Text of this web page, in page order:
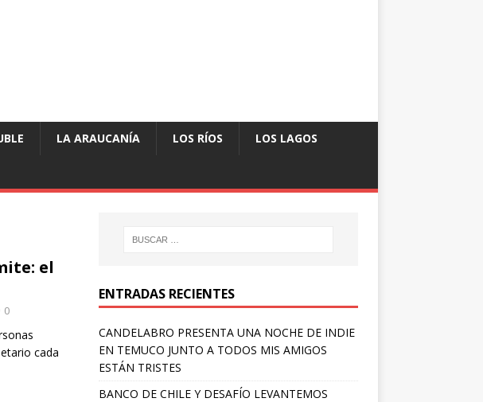
LA ARAUCANÍA LOS RÍOS LOS LAGOS
el
0
cada
ENTRADAS RECIENTES
CANDELABRO PRESENTA UNA NOCHE DE INDIE
EN TEMUCO JUNTO A TODOS MIS AMIGOS
ESTÁN TRISTES
BANCO DE CHILE Y DESAFÍO LEVANTEMOS